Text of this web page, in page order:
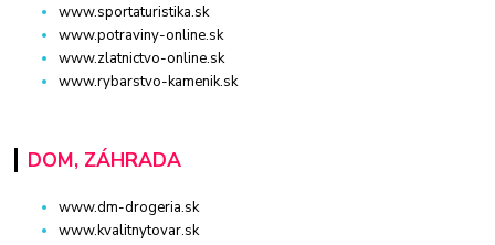
www.sportaturistika.sk
www.potraviny-online.sk
www.zlatnictvo-online.sk
www.rybarstvo-kamenik.sk
DOM, ZÁHRADA
www.dm-drogeria.sk
www.kvalitnytovar.sk